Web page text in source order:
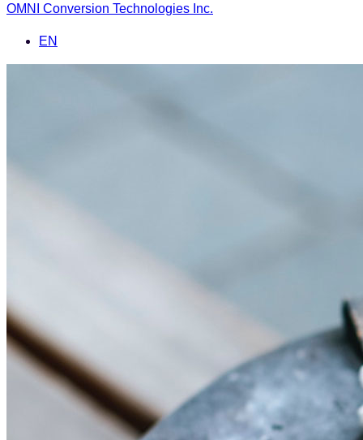
OMNI Conversion Technologies Inc.
EN